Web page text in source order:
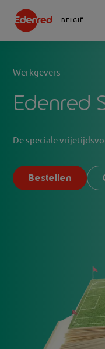
BELGIË
Edenred
Werkgevers
De speciale
Bestellen